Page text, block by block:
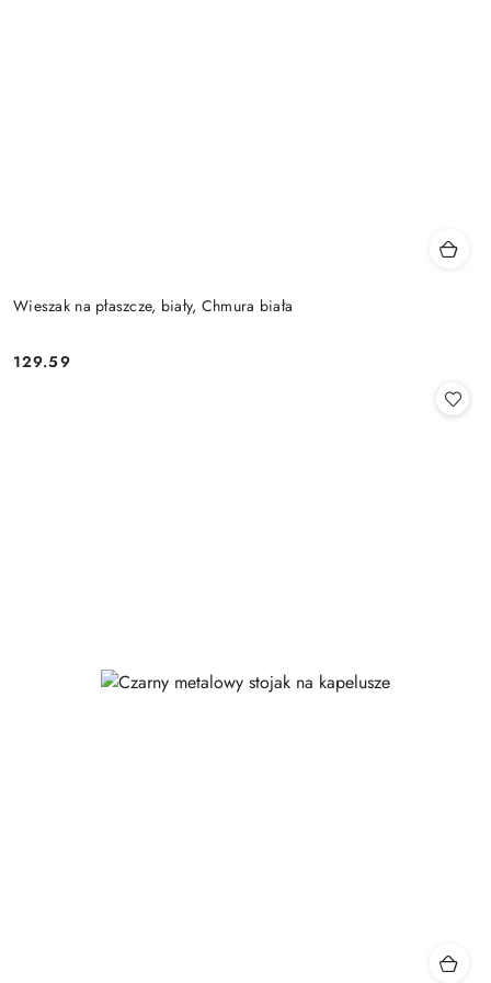
Wieszak na płaszcze, biały, Chmura biała
Cena:
129.59